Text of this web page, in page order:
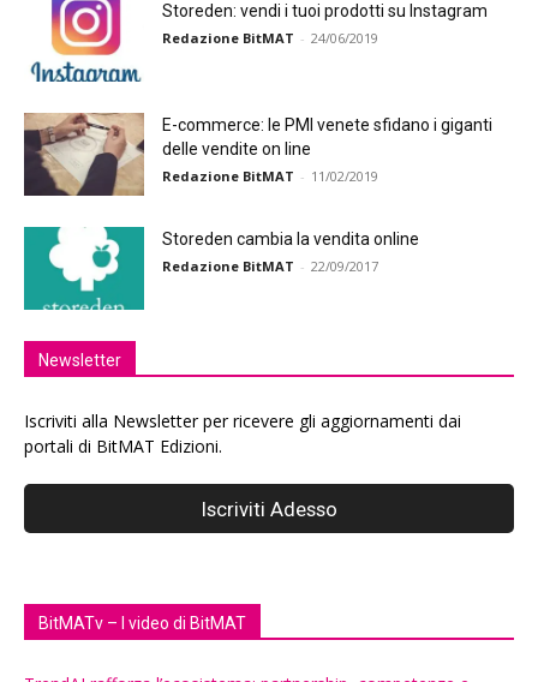
Storeden: vendi i tuoi prodotti su Instagram
Redazione BitMAT - 24/06/2019
E-commerce: le PMI venete sfidano i giganti
delle vendite on line
Redazione BitMAT - 11/02/2019
Storeden cambia la vendita online
Redazione BitMAT - 22/09/2017
Newsletter
Iscriviti alla Newsletter per ricevere gli aggiornamenti dai
portali di BitMAT Edizioni.
BitMATv – I video di BitMAT